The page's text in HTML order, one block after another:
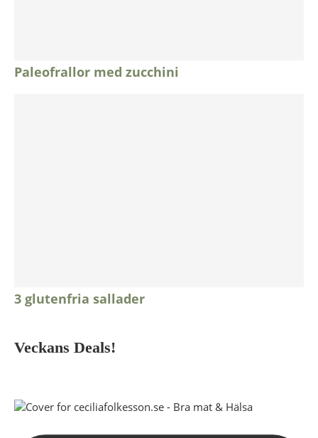
Paleofrallor med zucchini
3 glutenfria sallader
Veckans Deals!